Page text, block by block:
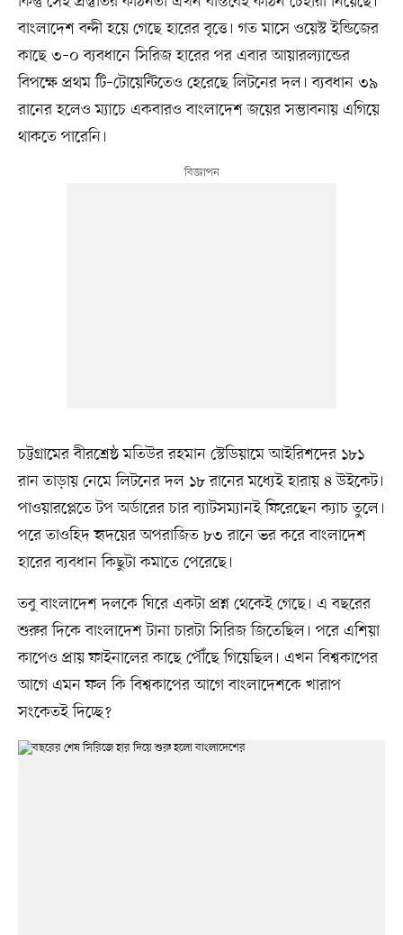
বাংলাদেশ বন্দী হয়ে গেছে হারের বৃত্তে। গত মাসে ওয়েস্ট ইন্ডিজের
কাছে ৩–০ ব্যবধানে সিরিজ হারের পর এবার আয়ারল্যান্ডের
বিপক্ষে প্রথম টি–টোয়েন্টিতেও হেরেছে লিটনের দল। ব্যবধান ৩৯
রানের হলেও ম্যাচে একবারও বাংলাদেশ জয়ের সম্ভাবনায় এগিয়ে
থাকতে পারেনি।
চট্টগ্রামের বীরশ্রেষ্ঠ মতিউর রহমান স্টেডিয়ামে আইরিশদের ১৮১
রান তাড়ায় নেমে লিটনের দল ১৮ রানের মধ্যেই হারায় ৪ উইকেট।
পাওয়ারপ্লেতে টপ অর্ডারের চার ব্যাটসম্যানই ফিরেছেন ক্যাচ তুলে।
পরে তাওহিদ হৃদয়ের অপরাজিত ৮৩ রানে ভর করে বাংলাদেশ
হারের ব্যবধান কিছুটা কমাতে পেরেছে।
তবু বাংলাদেশ দলকে ঘিরে একটা প্রশ্ন থেকেই গেছে। এ বছরের
শুরুর দিকে বাংলাদেশ টানা চারটা সিরিজ জিতেছিল। পরে এশিয়া
কাপেও প্রায় ফাইনালের কাছে পৌঁছে গিয়েছিল। এখন বিশ্বকাপের
আগে এমন ফল কি বিশ্বকাপের আগে বাংলাদেশকে খারাপ
সংকেতই দিচ্ছে?